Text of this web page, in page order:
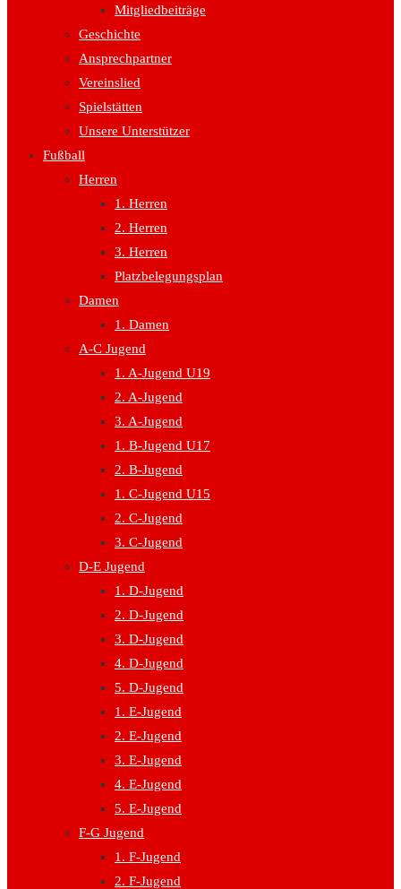
Mitgliedbeiträge
Geschichte
Ansprechpartner
Vereinslied
Spielstätten
Unsere Unterstützer
Fußball
Herren
1. Herren
2. Herren
3. Herren
Platzbelegungsplan
Damen
1. Damen
A-C Jugend
1. A-Jugend U19
2. A-Jugend
3. A-Jugend
1. B-Jugend U17
2. B-Jugend
1. C-Jugend U15
2. C-Jugend
3. C-Jugend
D-E Jugend
1. D-Jugend
2. D-Jugend
3. D-Jugend
4. D-Jugend
5. D-Jugend
1. E-Jugend
2. E-Jugend
3. E-Jugend
4. E-Jugend
5. E-Jugend
F-G Jugend
1. F-Jugend
2. F-Jugend